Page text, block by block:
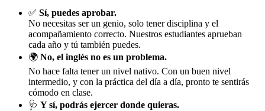
✅ Sí, puedes aprobar.
No necesitas ser un genio, solo tener disciplina y el
acompañamiento correcto. Nuestros estudiantes aprueban
cada año y tú también puedes.
🌍 No, el inglés no es un problema.
No hace falta tener un nivel nativo. Con un buen nivel
intermedio, y con la práctica del día a día, pronto te sentirás
cómodo en clase.
🩺 Y sí, podrás ejercer donde quieras.